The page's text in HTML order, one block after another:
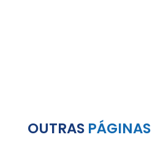
OUTRAS PÁGINAS